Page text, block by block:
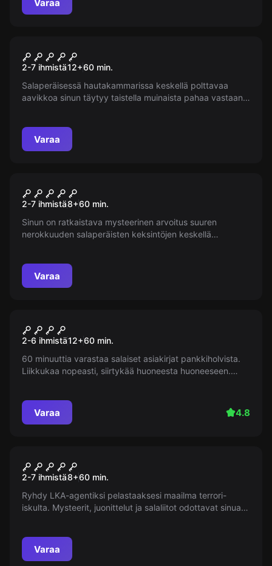
jotakin.
Varaa
Muumia
2-7 ihmistä12+60 min.
Salaperäisessä hautakammarissa keskellä polttavaa
aavikkoa sinun täytyy taistella muinaista pahaa vastaan.
todelliseksi seikkailun etsijäksi!
Varaa
Da Vincin salaisuus
2-7 ihmistä8+60 min.
Sinun on ratkaistava mysteerinen arvoitus suuren
nerokkuuden salaperäisten keksintöjen keskellä
maailman kanssa, vai jäättekö ikuisesti linnakkeen
kellareihin?
Varaa
Pakeneminen pankista
2-6 ihmistä12+60 min.
60 minuuttia varastaa salaiset asiakirjat pankkiholvista.
Liikkukaa nopeasti, siirtykää huoneesta huoneeseen.
syntymäpäiväjuhliksi.
Varaa 4.8
Mahdoton tehtävä
2-7 ihmistä8+60 min.
Ryhdy LKA-agentiksi pelastaaksesi maailma terrori-
iskulta. Mysteerit, juonittelut ja salaliitot odottavat sinua
Varaa